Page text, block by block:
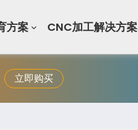
方案 CNC加工解决方案
立即购买